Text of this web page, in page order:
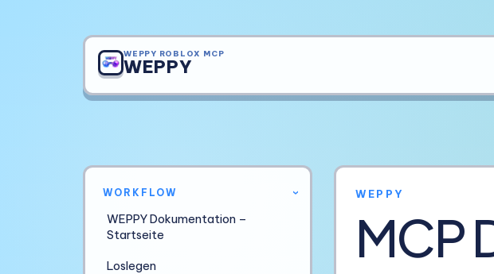
WEPPY ROBLOX MCP
WEPPY
WORKFLOW ›
WEPPY Dokumentation –
Startseite
Loslegen
WEPPY
MCP